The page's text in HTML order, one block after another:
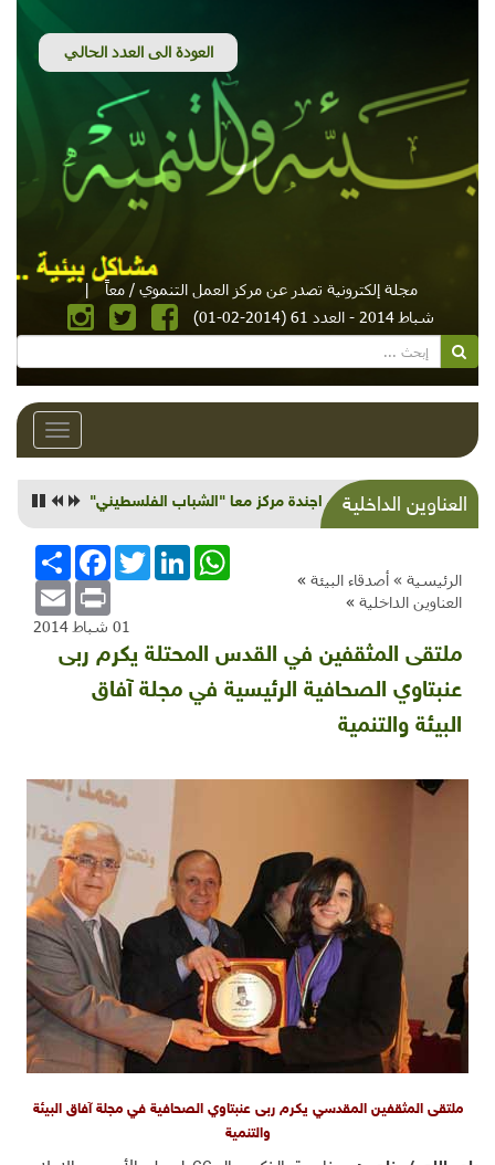
مجلة إلكترونية تصدر عن مركز العمل التنموي / معاً
|
شباط 2014 - العدد 61 (2014-02-01)
Toggle
العناوين الداخليةعرض اجندة مركز معا "الشباب الفلسطيني"
الرئيسية » أصدقاء البيئة »
العناوين الداخلية »
انشر
FacebookTwitterLinkedInWhatsApp
Email Print
01 شباط 2014
ملتقى المثقفين في القدس المحتلة يكرم ربى
عنبتاوي الصحافية الرئيسية في مجلة آفاق
البيئة والتنمية
ملتقى المثقفين المقدسي يكرم ربى عنبتاوي الصحافية في مجلة آفاق البيئة
والتنمية